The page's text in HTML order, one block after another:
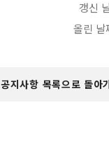
갱신
올린 날
공지사항 목록으로 돌아